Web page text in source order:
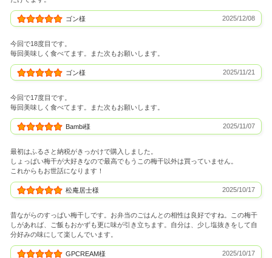
ゴン様 2025/12/08
今回で18度目です。
毎回美味しく食べてます。また次もお願いします。
ゴン様 2025/11/21
今回で17度目です。
毎回美味しく食べてます。また次もお願いします。
Bambi様 2025/11/07
最初はふるさと納税がきっかけで購入しました。
しょっぱい梅干が大好きなので最高でもうこの梅干以外は買っていません。
これからもお世話になります！
松庵居士様 2025/10/17
昔ながらのすっぱい梅干しです。お弁当のごはんとの相性は良好ですね。この梅干
しがあれば、ご飯もおかずも更に味が引き立ちます。自分は、少し塩抜きをして自
分好みの味にして楽しんでいます。
GPCREAM様 2025/10/17